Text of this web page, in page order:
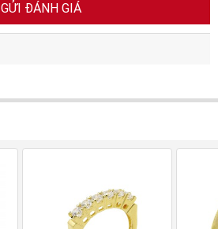
GỬI ĐÁNH GIÁ